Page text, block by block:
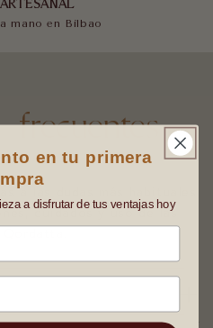
mano en Bilbao
frecuentes
a las dudas más habituales
cuidados y uso de las
en tu primera
a disfrutar de tus ventajas hoy